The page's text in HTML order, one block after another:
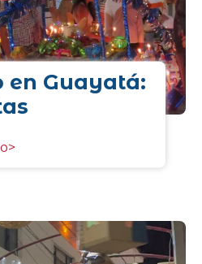
en Guayatá: